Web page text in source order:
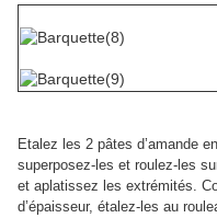
Etalez les 2 pâtes d’amande
superposez-les et roulez-les
et aplatissez les extrémités.
d’épaisseur, étalez-les au